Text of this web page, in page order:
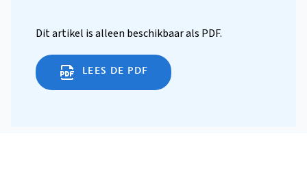
Dit artikel is alleen beschikbaar als PDF.
LEES DE PDF